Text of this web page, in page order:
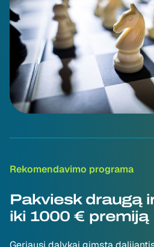
Rekomendavimo programa
Pakviesk draugą
iki 1000 € premiją